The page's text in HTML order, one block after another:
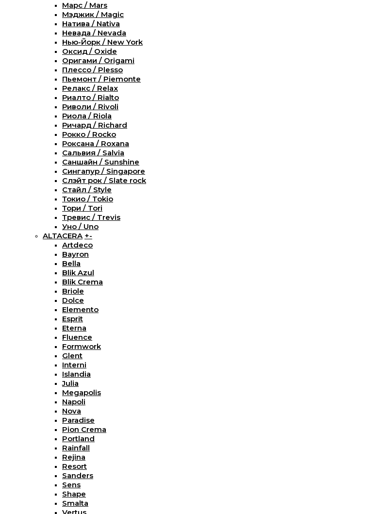
Марс / Mars
Мэджик / Magic
Натива / Nativa
Невада / Nevada
Нью-Йорк / New York
Оксид / Oxide
Оригами / Origami
Плессо / Plesso
Пьемонт / Piemonte
Релакс / Relax
Риалто / Rialto
Риволи / Rivoli
Риола / Riola
Ричард / Richard
Рокко / Rocko
Роксана / Roxana
Сальвия / Salvia
Саншайн / Sunshine
Сингапур / Singapore
Слэйт рок / Slate rock
Стайл / Style
Токио / Tokio
Тори / Tori
Тревис / Trevis
Уно / Uno
ALTACERA +-
Artdeco
Bayron
Bella
Blik Azul
Blik Crema
Briole
Dolce
Elemento
Esprit
Eterna
Fluence
Formwork
Glent
Interni
Islandia
Julia
Megapolis
Napoli
Nova
Paradise
Pion Crema
Portland
Rainfall
Rejina
Resort
Sanders
Sens
Shape
Smalta